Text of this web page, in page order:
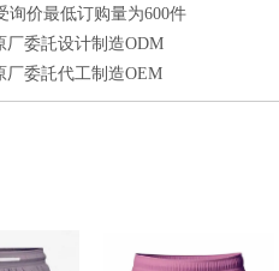
询价最低订购量为600件
委託设计制造ODM
委託代工制造OEM